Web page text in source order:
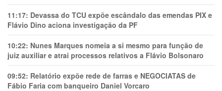
11:17: Devassa do TCU expõe escândalo das emendas PIX e
Flávio Dino aciona investigação da PF
10:22: Nunes Marques nomeia a si mesmo para função de
juiz auxiliar e atrai processos relativos a Flávio Bolsonaro
09:52: Relatório expõe rede de farras e NEGOCIATAS de
Fábio Faria com banqueiro Daniel Vorcaro